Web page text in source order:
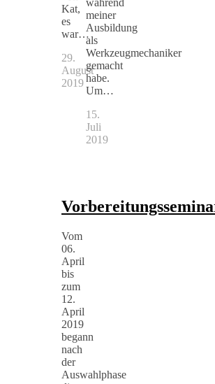
Kat,
es
war…
29.
August
2019
während
meiner
Ausbildung
als
Werkzeugmechaniker
gemacht
habe.
Um…
15.
Juli
2019
Vom
06.
April
bis
zum
12.
April
2019
begann
nach
der
Auswahlphase